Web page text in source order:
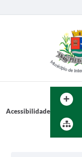
Acessibilidade